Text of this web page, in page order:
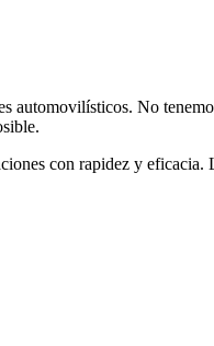
automovilísticos. No
con rapidez y eficacia.